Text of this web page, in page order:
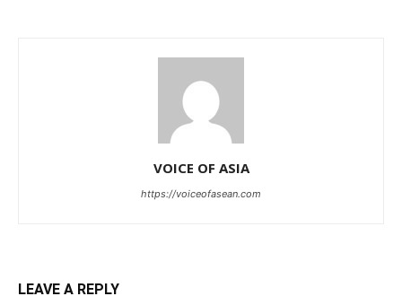
VOICE OF ASIA
https://voiceofasean.com
LEAVE A REPLY